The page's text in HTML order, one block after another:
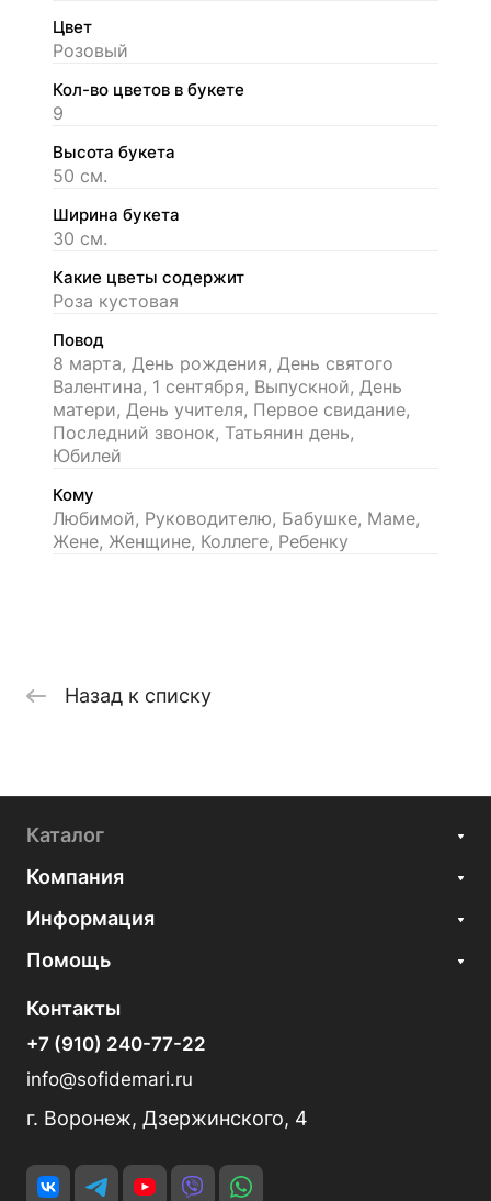
Цвет
Розовый
Кол-во цветов в букете
9
Высота букета
50 см.
Ширина букета
30 см.
Какие цветы содержит
Роза кустовая
Повод
8 марта, День рождения, День святого
Валентина, 1 сентября, Выпускной, День
матери, День учителя, Первое свидание,
Последний звонок, Татьянин день,
Юбилей
Кому
Любимой, Руководителю, Бабушке, Маме,
Жене, Женщине, Коллеге, Ребенку
Назад к списку
Каталог
Компания
Информация
Помощь
Контакты
+7 (910) 240-77-22
info@sofidemari.ru
г. Воронеж, Дзержинского, 4